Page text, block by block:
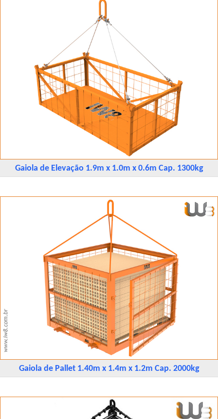
Gaiola de Elevação 1.9m x 1.0m x 0.6m Cap. 1300kg
Gaiola de Pallet 1.40m x 1.4m x 1.2m Cap. 2000kg